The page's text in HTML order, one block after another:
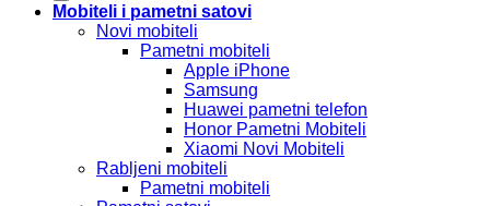
Mobiteli i pametni satovi
Novi mobiteli
Pametni mobiteli
Apple iPhone
Samsung
Huawei pametni telefon
Honor Pametni Mobiteli
Xiaomi Novi Mobiteli
Rabljeni mobiteli
Pametni mobiteli